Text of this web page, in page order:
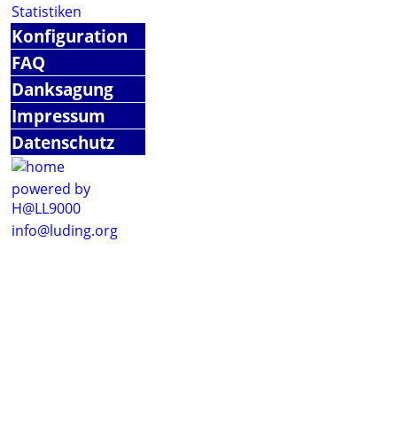
Statistiken
Konfiguration
FAQ
Danksagung
Impressum
Datenschutz
powered by
H@LL9000
info@luding.org